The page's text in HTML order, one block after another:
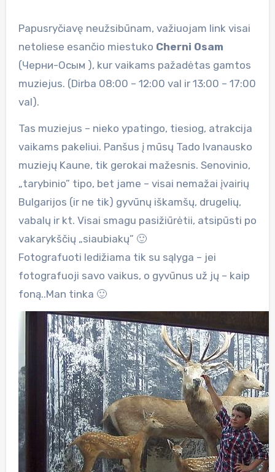
Papusryčiavę neužsibūnam, važiuojam link visai
netoliese esančio miestuko Cherni Osam
(Черни-Осым ), kur vaikams pažadėtas gamtos
muziejus. (Dirba 08:00 – 12:00 val ir 13:00 – 17:00
val).
Tas muziejus – nieko ypatingo, tiesiog, atrakcija
vaikams pakeliui. Panšus į mūsų Tado Ivanausko
muziejų Kaune, tik gerokai mažesnis. Senovinio,
„tarybinio” tipo, bet jame – visai nemažai įvairių
Bulgarijos (ir ne tik) gyvūnų iškamšų, drugelių,
vabalų ir kt. Visai smagu pasižiūrėtii, atsipūsti po
vakarykščių „siaubiakų” 🙂
Fotografuoti ledižiama tik su sąlyga – jei
fotografuoji savo vaikus, o gyvūnus už jų – kaip
foną..Man tinka 🙂